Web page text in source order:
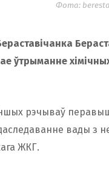
Фота:
ўтрыманне
рэчываў
вады з
ЖКГ.